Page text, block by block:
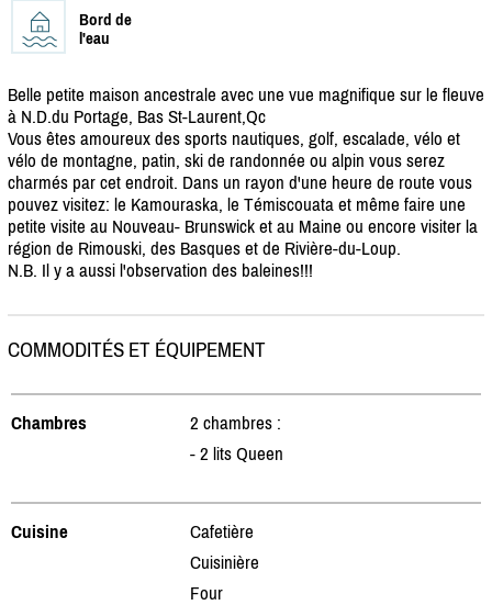
Bord de
l'eau
Belle petite maison ancestrale avec une vue magnifique sur le fleuve
à N.D.du Portage, Bas St-Laurent,Qc
Vous êtes amoureux des sports nautiques, golf, escalade, vélo et
vélo de montagne, patin, ski de randonnée ou alpin vous serez
charmés par cet endroit. Dans un rayon d'une heure de route vous
pouvez visitez: le Kamouraska, le Témiscouata et même faire une
petite visite au Nouveau- Brunswick et au Maine ou encore visiter la
région de Rimouski, des Basques et de Rivière-du-Loup.
N.B. Il y a aussi l'observation des baleines!!!
COMMODITÉS ET ÉQUIPEMENT
Chambres
2 chambres :
- 2 lits Queen
Cuisine
Cafetière
Cuisinière
Four